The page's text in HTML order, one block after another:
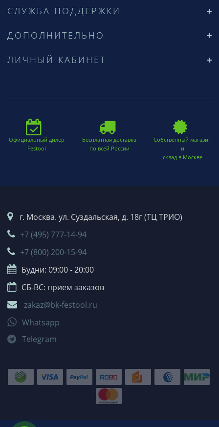
СЛУЖБА ПОДДЕРЖКИ
ДОПОЛНИТЕЛЬНО
ЛИЧНЫЙ КАБИНЕТ
Официальный дилер
Festool
Бесплатная доставка
по всей России
Собственный магазин
и
склад в Москве
г. Москва. ул. Суздальская, д. 18г (ТЦ ТРИО)
+7 (495) 777-14-94
+7 (800) 200-15-94
Будни: 09:00 - 20:00
СБ-ВС: прием заказов
zakaz@bk-festool.ru
Whatsapp
Telegram